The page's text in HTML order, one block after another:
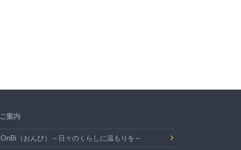
ご案内
OnBi（おんび）～日々のくらしに温もりを～